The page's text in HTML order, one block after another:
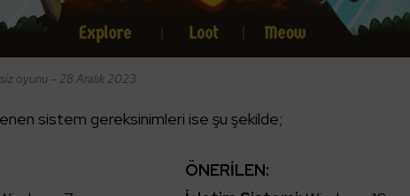
oyunu – 28 Aralık 2023
sistem gereksinimleri ise şu şekilde;
ÖNERİLEN: